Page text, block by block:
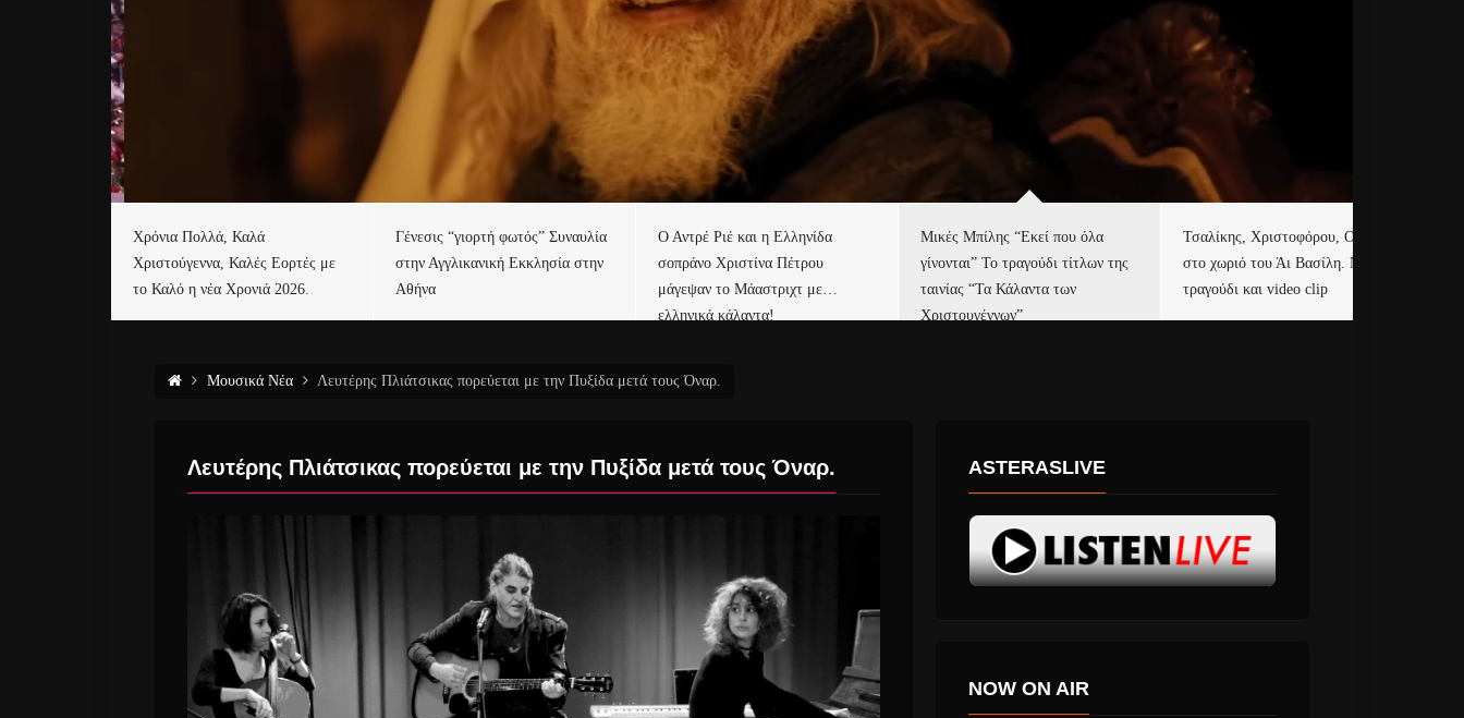
Χρόνια Πολλά, Καλά
Χριστούγεννα, Καλές Εορτές με
το Καλό η νέα Χρονιά 2026.
Γένεσις “γιορτή φωτός” Συναυλία
στην Αγγλικανική Εκκλησία στην
Αθήνα
Ο Αντρέ Ριέ και η Ελληνίδα
σοπράνο Χριστίνα Πέτρου
μάγεψαν το Μάαστριχτ με…
ελληνικά κάλαντα!
Μικές Μπίλης “Εκεί που όλα
γίνονται” Το τραγούδι τίτλων της
ταινίας “Τα Κάλαντα των
Χριστουγέννων”
Τσαλίκης, Χριστοφόρου, ONE
στο χωριό του Άι Βασίλη. Νέο
τραγούδι και video clip
Μουσικά Νέα Λευτέρης Πλιάτσικας πορεύεται με την Πυξίδα μετά τους Όναρ.
Λευτέρης Πλιάτσικας πορεύεται με την Πυξίδα μετά τους Όναρ. ASTERASLIVE
NOW ON AIR